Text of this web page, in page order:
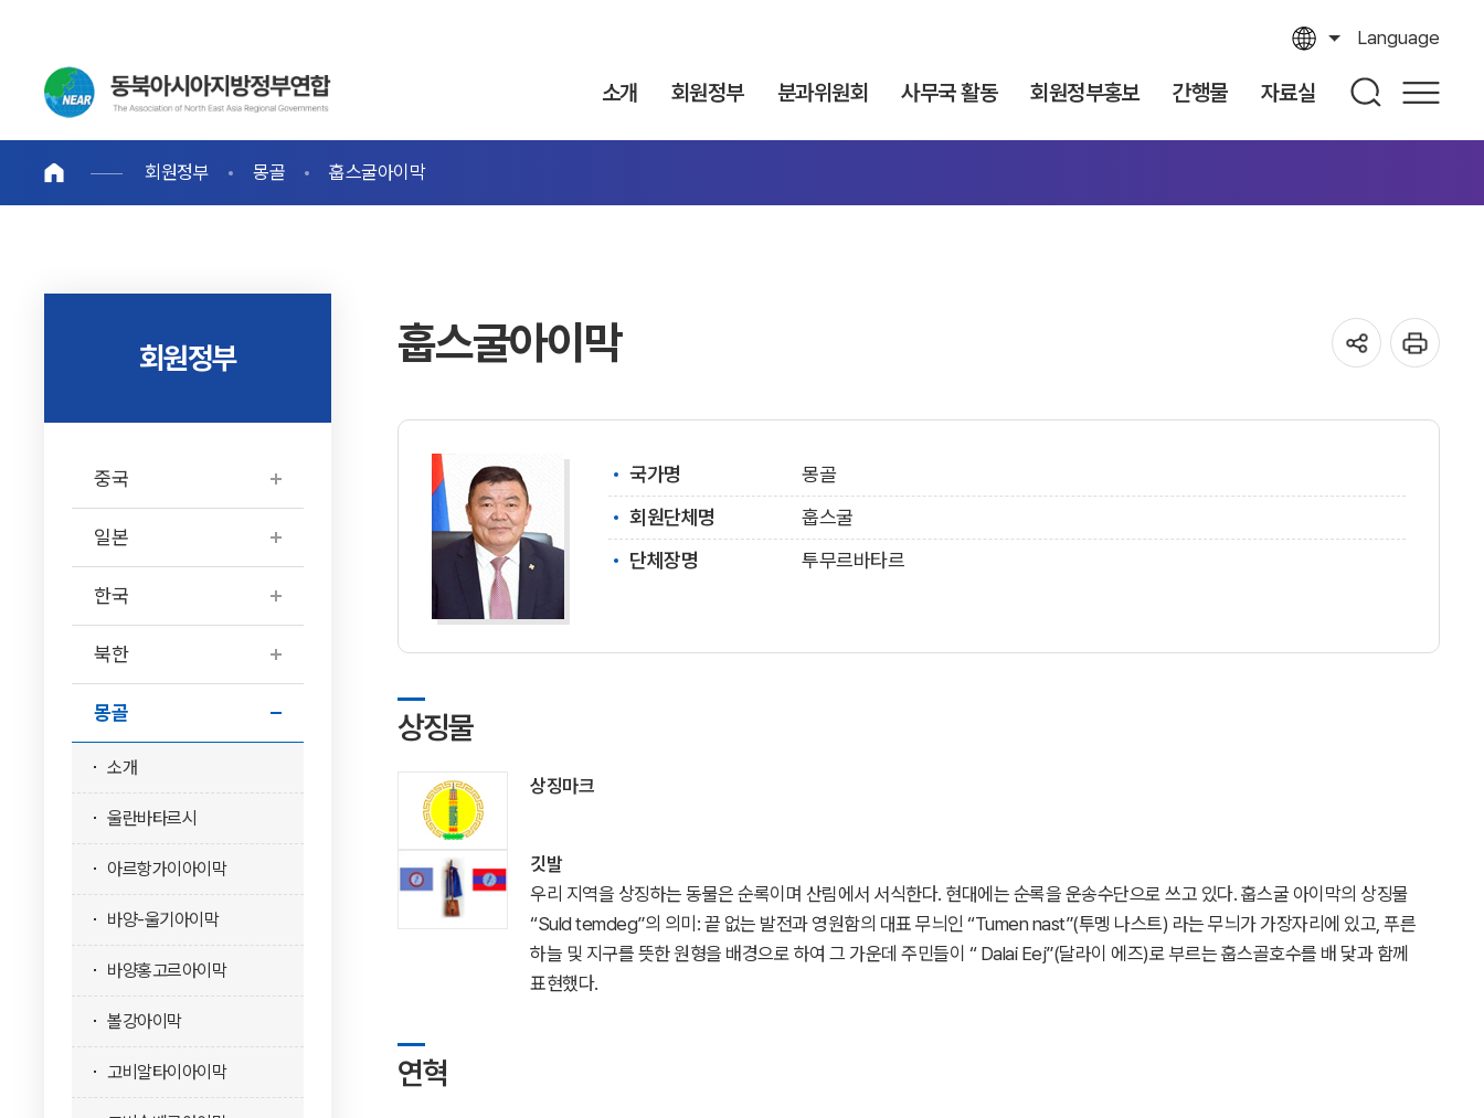
Language
소개 회원정부 분과위원회 사무국 활동 회원정부홍보 간행물 자료실
회원정부 몽골 훕스굴아이막
회원정부
중국
일본
한국
북한
몽골
소개
울란바타르시
아르항가이아이막
바양-울기아이막
바양홍고르아이막
볼강아이막
고비알타이아이막
훕스굴아이막
국가명
몽골
회원단체명
훕스굴
단체장명
투무르바타르
상징물
상징마크
깃발
우리 지역을 상징하는 동물은 순록이며 산림에서 서식한다. 현대에는 순록을 운송수단으로 쓰고 있다. 훕스굴아이막의 상징물
“Suld temdeg”의 의미: 끝 없는 발전과 영원함의 대표 무늬인 “Tumen nast”(투멩 나스트) 라는 무늬가 가장자리에 있고, 푸른
하늘 및 지구를 뜻한 원형을 배경으로 하여 그 가운데 주민들이 “ Dalai Eej”(달라이 에즈)로 부르는 훕스골호수를 배 닻과 함께
표현했다.
연혁